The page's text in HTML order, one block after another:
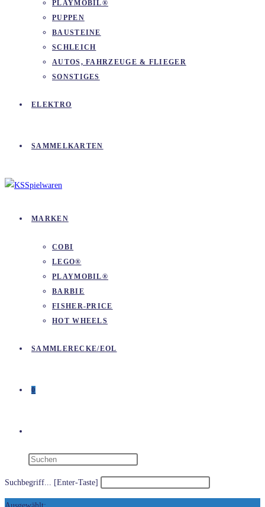
PLAYMOBIL®
PUPPEN
BAUSTEINE
SCHLEICH
AUTOS, FAHRZEUGE & FLIEGER
SONSTIGES
ELEKTRO
SAMMELKARTEN
MARKEN
COBI
LEGO®
PLAYMOBIL®
BARBIE
FISHER-PRICE
HOT WHEELS
SAMMLERECKE/EOL
0
Suchbegriff... [Enter-Taste]